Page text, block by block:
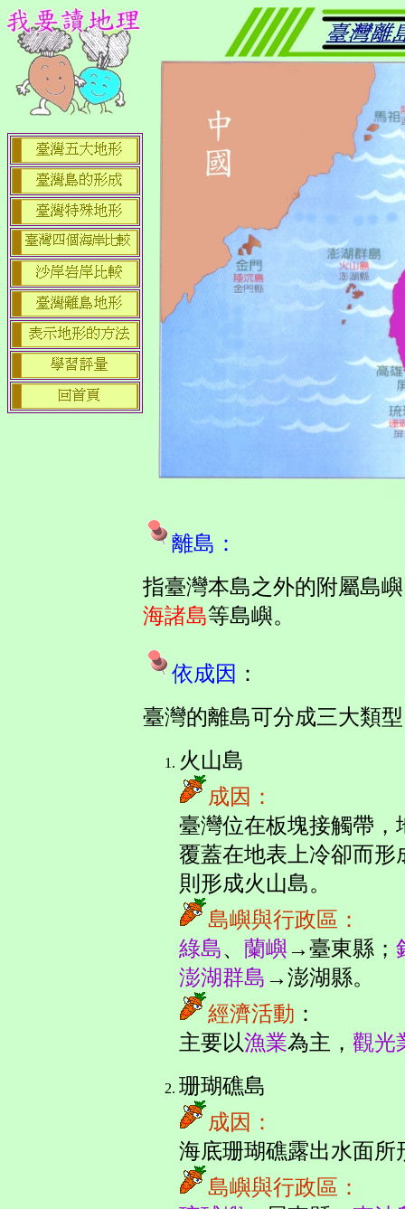
離島 ：
指臺灣本島之外的附屬島
海諸島等島嶼。
依成因 ：
臺灣的離島可分成三大類型
火山島
成因：
臺灣位在板塊接觸帶
覆蓋在地表上冷卻而
則形成火山島。
島嶼與行政區：
綠島、 蘭嶼→臺東縣；
澎湖群島 →澎湖縣。
經濟活動 ：
主要以漁業為主， 觀光
珊瑚礁島
成因：
海底珊瑚礁露出水面所
島嶼與行政區：